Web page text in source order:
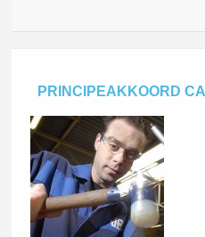
PRINCIPEAKKOORD